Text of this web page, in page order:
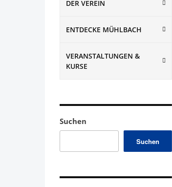
DER VEREIN
ENTDECKE MÜHLBACH
VERANSTALTUNGEN &
KURSE
Suchen
Suchen